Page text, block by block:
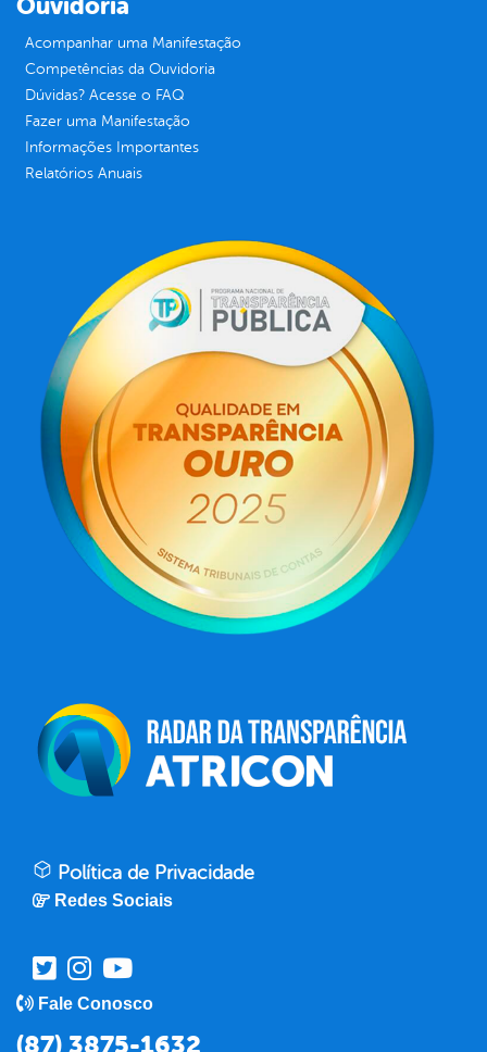
Acompanhar uma Manifestação
Competências da Ouvidoria
Dúvidas? Acesse o FAQ
Fazer uma Manifestação
Informações Importantes
Relatórios Anuais
Política de Privacidade
Redes Sociais
Fale Conosco
(87) 3875-1632